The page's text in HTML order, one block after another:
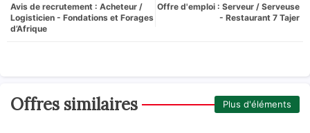
Offre d'emploi : Serveur / Serveuse
- Restaurant 7 Tajer
Avis de recrutement : Acheteur /
Logisticien - Fondations et Forages
d’Afrique
Offres similaires Plus d'éléments